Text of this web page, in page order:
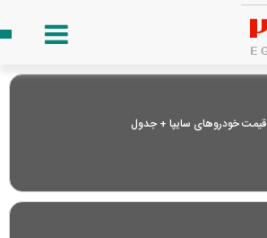
قیمت خودرو‌های سایپا + جدول